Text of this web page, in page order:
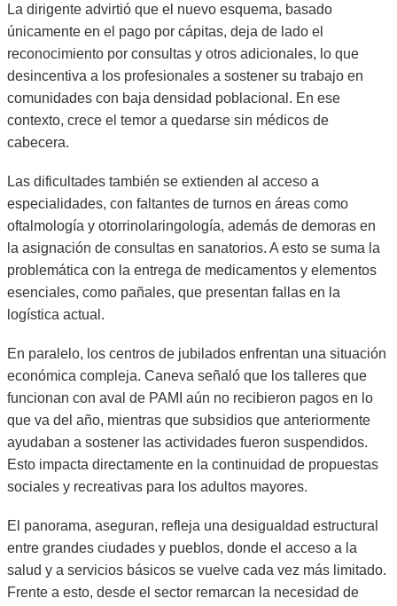
La dirigente advirtió que el nuevo esquema, basado
únicamente en el pago por cápitas, deja de lado el
reconocimiento por consultas y otros adicionales, lo que
desincentiva a los profesionales a sostener su trabajo en
comunidades con baja densidad poblacional. En ese
contexto, crece el temor a quedarse sin médicos de
cabecera.
Las dificultades también se extienden al acceso a
especialidades, con faltantes de turnos en áreas como
oftalmología y otorrinolaringología, además de demoras en
la asignación de consultas en sanatorios. A esto se suma la
problemática con la entrega de medicamentos y elementos
esenciales, como pañales, que presentan fallas en la
logística actual.
En paralelo, los centros de jubilados enfrentan una situación
económica compleja. Caneva señaló que los talleres que
funcionan con aval de PAMI aún no recibieron pagos en lo
que va del año, mientras que subsidios que anteriormente
ayudaban a sostener las actividades fueron suspendidos.
Esto impacta directamente en la continuidad de propuestas
sociales y recreativas para los adultos mayores.
El panorama, aseguran, refleja una desigualdad estructural
entre grandes ciudades y pueblos, donde el acceso a la
salud y a servicios básicos se vuelve cada vez más limitado.
Frente a esto, desde el sector remarcan la necesidad de